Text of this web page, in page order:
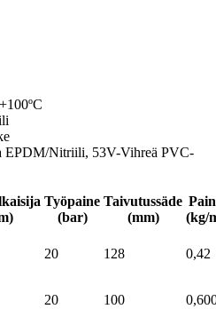
EPDM/Nitriili, 53V-Vihreä PVC-
Työpaine
(bar)
Taivutussäde
(mm)
(kg/
20 128 0,42
20 100